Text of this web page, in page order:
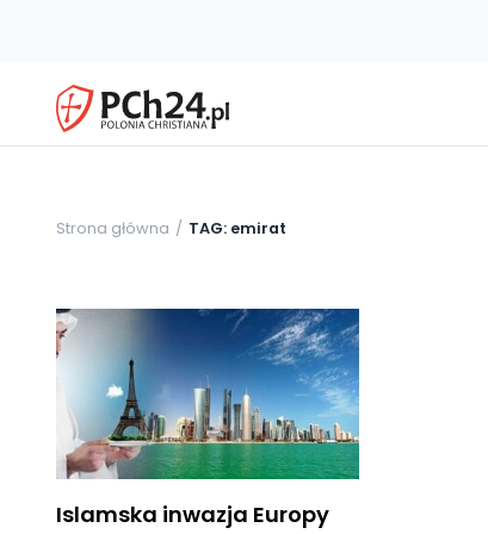
Strona główna TAG: emirat
Islamska inwazja Europy